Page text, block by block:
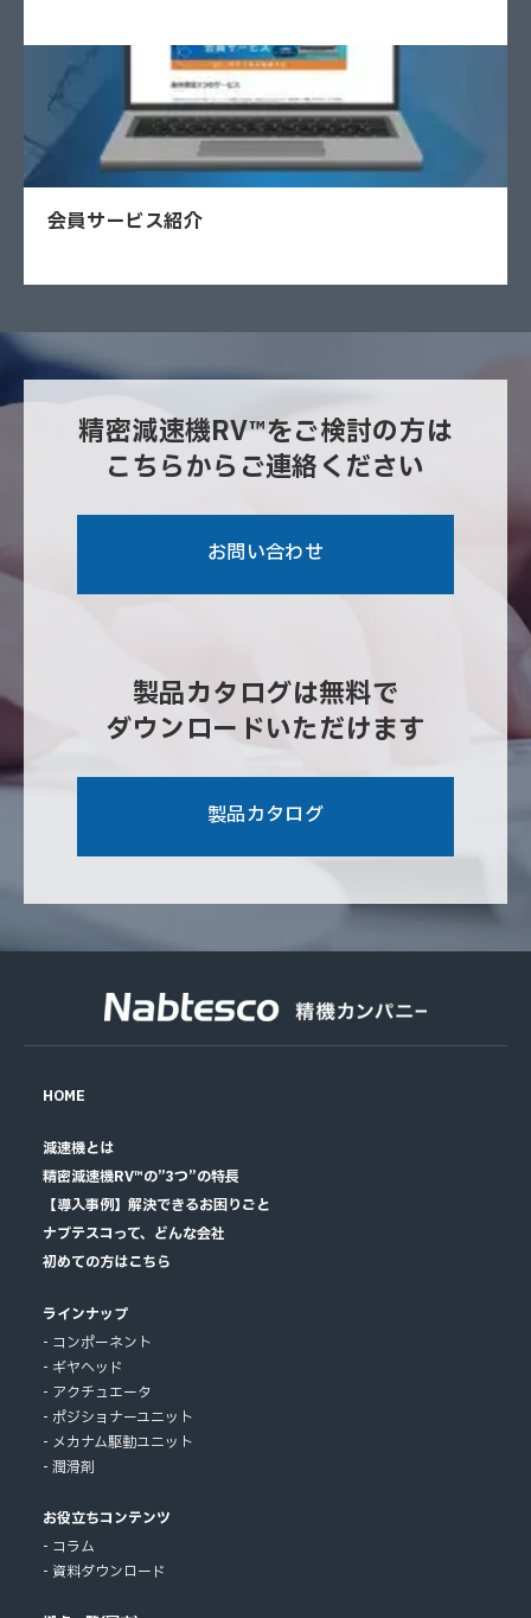
会員サービス紹介
精密減速機RV™をご検討の方は
こちらからご連絡ください
お問い合わせ
製品カタログは無料で
ダウンロードいただけます
製品カタログ
HOME
減速機とは
精密減速機RV™の”3つ”の特長
【導入事例】解決できるお困りごと
ナブテスコって、どんな会社
初めての方はこちら
ラインナップ
コンポーネント
ギヤヘッド
アクチュエータ
ポジショナーユニット
メカナム駆動ユニット
潤滑剤
お役立ちコンテンツ
コラム
資料ダウンロード